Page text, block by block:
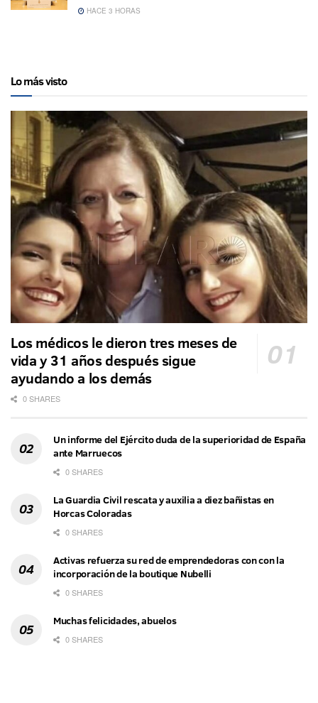
HACE 3 HORAS
Lo más visto
Los médicos le dieron tres meses de
vida y 31 años después sigue
ayudando a los demás
0 SHARES
Un informe del Ejército duda de la superioridad de España
ante Marruecos
0 SHARES
La Guardia Civil rescata y auxilia a diez bañistas en
Horcas Coloradas
0 SHARES
Activas refuerza su red de emprendedoras con con la
incorporación de la boutique Nubelli
0 SHARES
Muchas felicidades, abuelos
0 SHARES